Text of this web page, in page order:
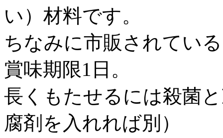
い）材料です。
ちなみに市販されてい
賞味期限1日。
長くもたせるには殺菌
腐剤を入れれば別）